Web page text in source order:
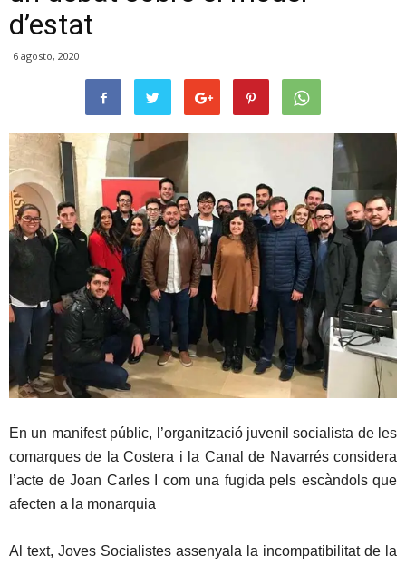
d’estat
6 agosto, 2020
En un manifest públic, l’organització juvenil socialista de les
comarques de la Costera i la Canal de Navarrés considera
l’acte de Joan Carles I com una fugida pels escàndols que
afecten a la monarquia
Al text, Joves Socialistes assenyala la incompatibilitat de la